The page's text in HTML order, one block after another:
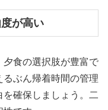
が高い
夕食の選択肢が豊富で
ぶん帰着時間の管理
確保しましょう。二